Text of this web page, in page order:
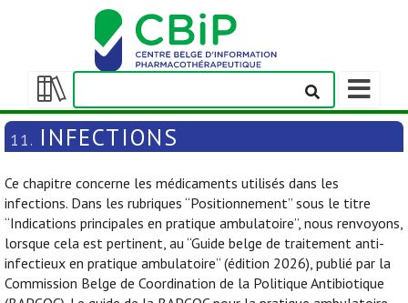
Afficher/masquer
la
table
matières
Afficher/
la
barre
navigation
11. INFECTIONS
Ce chapitre concerne les médicaments utilisés dans les
infections. Dans les rubriques “Positionnement” sous le titre
“Indications principales en pratique ambulatoire”, nous renvoyons,
lorsque cela est pertinent, au “Guide belge de traitement anti-
infectieux en pratique ambulatoire” (édition 2026), publié par la
Commission Belge de Coordination de la Politique Antibiotique